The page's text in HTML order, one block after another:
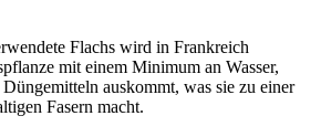
Flachs wird in Frankreich
mit einem Minimum an Wasser,
auskommt, was sie zu einer
Fasern macht.